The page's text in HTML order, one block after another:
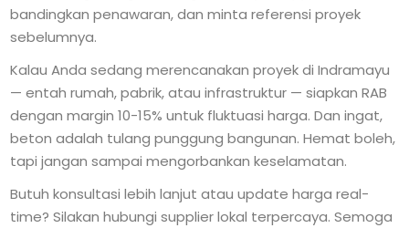
bandingkan penawaran, dan minta referensi proyek
sebelumnya.
Kalau Anda sedang merencanakan proyek di Indramayu
— entah rumah, pabrik, atau infrastruktur — siapkan RAB
dengan margin 10-15% untuk fluktuasi harga. Dan ingat,
beton adalah tulang punggung bangunan. Hemat boleh,
tapi jangan sampai mengorbankan keselamatan.
Butuh konsultasi lebih lanjut atau update harga real-
time? Silakan hubungi supplier lokal terpercaya. Semoga